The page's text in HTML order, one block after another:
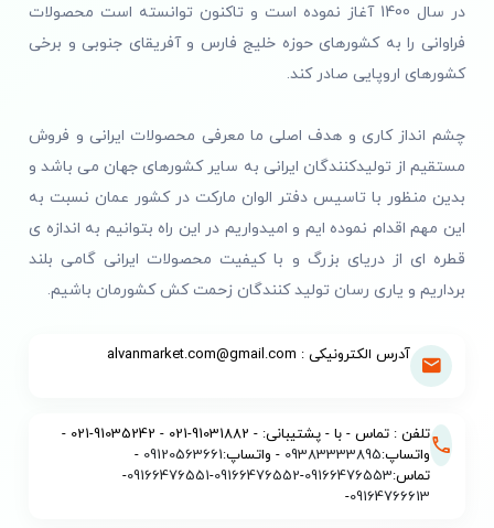
در سال 1400 آغاز نموده است و تاکنون توانسته است محصولات
فراوانی را به کشورهای حوزه خلیج فارس و آفریقای جنوبی و برخی
کشورهای اروپایی صادر کند.
چشم انداز کاری و هدف اصلی ما معرفی محصولات ایرانی و فروش
مستقیم از تولیدکنندگان ایرانی به سایر کشورهای جهان می باشد و
بدین منظور با تاسیس دفتر الوان مارکت در کشور عمان نسبت به
این مهم اقدام نموده ایم و امیدواریم در این راه بتوانیم به اندازه ی
قطره ای از دریای بزرگ و با کیفیت محصولات ایرانی گامی بلند
برداریم و یاری رسان تولید کنندگان زحمت کش کشورمان باشیم.
آدرس الکترونیکی : alvanmarket.com@gmail.com
تلفن : تماس - با - پشتیبانی: - 91031882-021 - 91035242-021 -
واتساپ:09383333895 - واتساپ:09120563661
-
تماس:09166476553
-
09166476552
-
09166476551
-
09164766613
-